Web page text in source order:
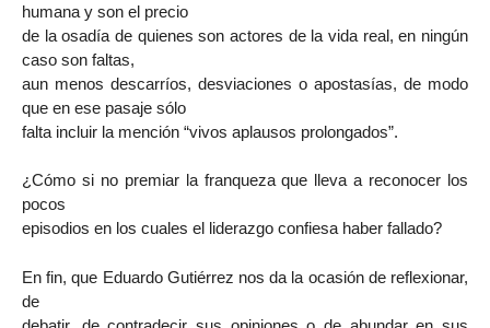
humana y son el precio
de la osadía de quienes son actores de la vida real, en ningún
caso son faltas,
aun menos descarríos, desviaciones o apostasías, de modo
que en ese pasaje sólo
falta incluir la mención “vivos aplausos prolongados”.
¿Cómo si no premiar la franqueza que lleva a reconocer los
pocos
episodios en los cuales el liderazgo confiesa haber fallado?
En fin, que Eduardo Gutiérrez nos da la ocasión de reflexionar,
de